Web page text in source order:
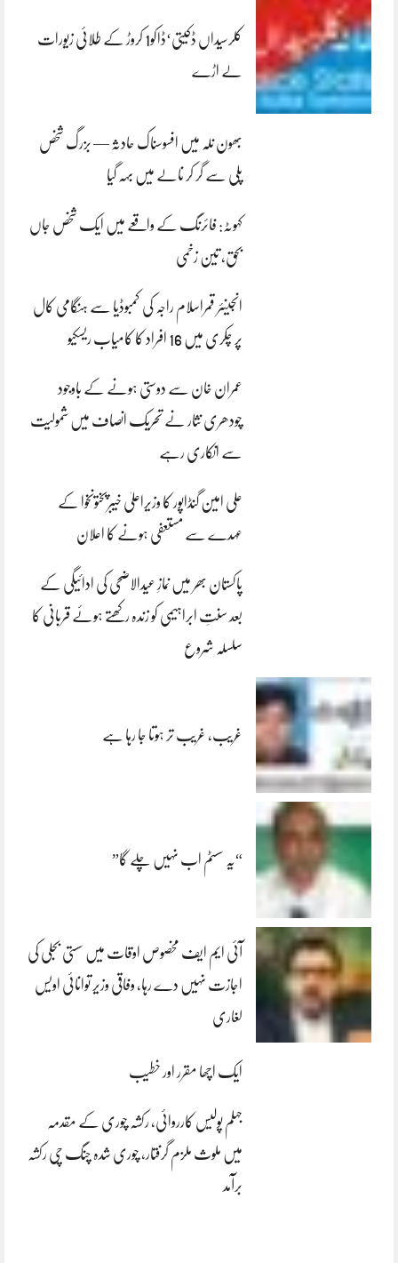
کلرسیداں ڈکیتی‘ڈاکو1 کروڑ کے طلائی زیورات
لے اڑے
بھون نلہ میں افسوسناک حادثہ — بزرگ شخص
پلی سے گر کر نالے میں بہہ گیا
کہوٹہ: فائرنگ کے واقعے میں ایک شخص جاں
بحق، تین زخمی
انجینئر قمراسلام راجہ کی کمبوڈیا سے ہنگامی کال
پر چکری میں 16 افراد کا کامیاب ریسکیو
عمران خان سے دوستی ہونے کے باوجود
چودھری نثار نے تحریک انصاف میں شمولیت
سے انکاری رہے
علی امین گنڈاپور کا وزیراعلیٰ خیبرپختونخوا کے
عہدے سے مستعفی ہونے کا اعلان
پاکستان بھر میں نمازِ عیدالاضحی کی ادائیگی کے
بعد سنتِ ابراہیمی کو زندہ رکھتے ہوئے قربانی کا
سلسلہ شروع
غریب، غریب تر ہوتا جا رہا ہے
“یہ سسٹم اب نہیں چلے گا”
آئی ایم ایف مخصوص اوقات میں سستی بجلی کی
اجازت نہیں دے رہا، وفاقی وزیر توانائی اویس
لغاری
ایک اچھا مقرر اور خطیب
جہلم پولیس کارروائی، رکشہ چوری کے مقدمہ
میں ملوث ملزم گرفتار، چوری شدہ چنگ چی رکشہ
برآمد